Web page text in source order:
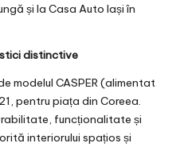
și la Casa Auto Iași în
distinctive
modelul CASPER (alimentat
pentru piața din Coreea.
funcționalitate și
interiorului spațios și